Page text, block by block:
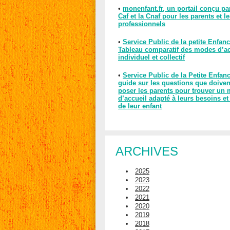
• monenfant.fr, un portail conçu
Caf et la Cnaf pour les parents et
professionnels
• Service Public de la petite
Tableau comparatif des modes
individuel et collectif
• Service Public de la Petite
guide sur les questions que
poser les parents pour trouver un
d’accueil adapté à leurs besoins
de leur enfant
ARCHIVES
2025
2023
2022
2021
2020
2019
2018